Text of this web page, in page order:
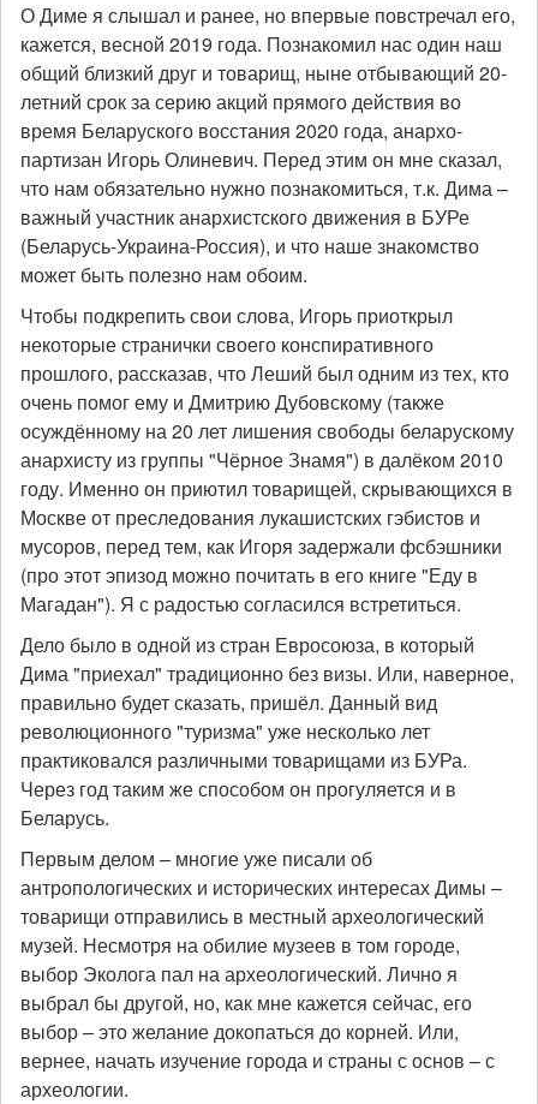
О Диме я слышал и ранее, но впервые повстречал его,
кажется, весной 2019 года. Познакомил нас один наш
общий близкий друг и товарищ, ныне отбывающий 20-
летний срок за серию акций прямого действия во
время Беларуского восстания 2020 года, анархо-
партизан Игорь Олиневич. Перед этим он мне сказал,
что нам обязательно нужно познакомиться, т.к. Дима –
важный участник анархистского движения в БУРе
(Беларусь-Украина-Россия), и что наше знакомство
может быть полезно нам обоим.
Чтобы подкрепить свои слова, Игорь приоткрыл
некоторые странички своего конспиративного
прошлого, рассказав, что Леший был одним из тех, кто
очень помог ему и Дмитрию Дубовскому (также
осуждённому на 20 лет лишения свободы беларускому
анархисту из группы "Чёрное Знамя") в далёком 2010
году. Именно он приютил товарищей, скрывающихся в
Москве от преследования лукашистских гэбистов и
мусоров, перед тем, как Игоря задержали фсбэшники
(про этот эпизод можно почитать в его книге "Еду в
Магадан"). Я с радостью согласился встретиться.
Дело было в одной из стран Евросоюза, в который
Дима "приехал" традиционно без визы. Или, наверное,
правильно будет сказать, пришёл. Данный вид
революционного "туризма" уже несколько лет
практиковался различными товарищами из БУРа.
Через год таким же способом он прогуляется и в
Беларусь.
Первым делом – многие уже писали об
антропологических и исторических интересах Димы –
товарищи отправились в местный археологический
музей. Несмотря на обилие музеев в том городе,
выбор Эколога пал на археологический. Лично я
выбрал бы другой, но, как мне кажется сейчас, его
выбор – это желание докопаться до корней. Или,
вернее, начать изучение города и страны с основ – с
археологии.